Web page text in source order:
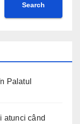
Search
Palatul
atunci când